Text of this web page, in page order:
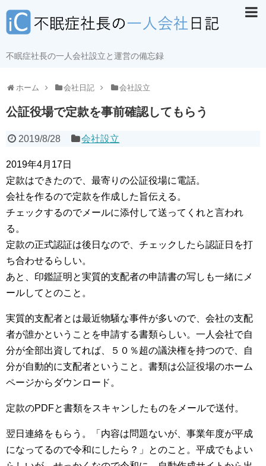
不眠症社長の一人会社設立と運営の備忘録
ホーム 会社日記 会社設立
公証役場で定款を事前確認してもらう
2019/8/28 会社設立
2019年4月17日
定款はできたので、最寄りの公証役場に電話。
会社を作るので定款を作成した旨伝える。
チェックするのでメールに添付して送ってくれと言われ
る。
定款の正式認証は後日なので、チェックしたら認証日を打
ち合わせるらしい。
あと、印鑑証明と実質的支配者の申請書の写しも一緒にメ
ールしてとのこと。
実質的支配者とは最近物騒な事件が多いので、会社の支配
者が誰かということを申請する書類らしい。一人会社で自
分が全部出資してれば、５０％超の議決権を持つので、自
分が自動的に支配者ということ。書類は公証役場のホーム
ページからダウンロード。
定款のPDFと書類をスキャンしたものをメールで送付。
翌日連絡をもらう。「内容は問題ないが、事業年度が平成
になってるので令和にしたら？」とのこと。平成でもよい